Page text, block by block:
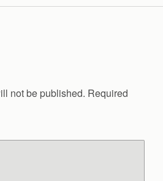
not be published. Required